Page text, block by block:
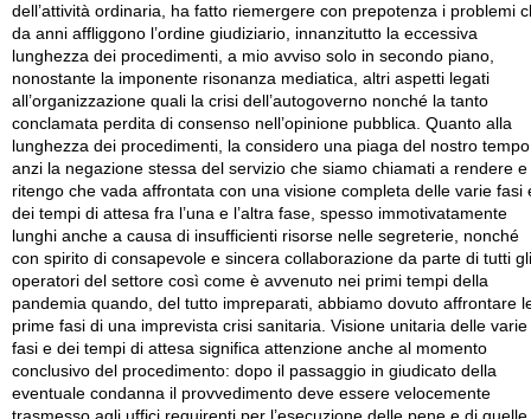
dell’attività ordinaria, ha fatto riemergere con prepotenza i problemi
da anni affliggono l’ordine giudiziario, innanzitutto la eccessiva
lunghezza dei procedimenti, a mio avviso solo in secondo piano,
nonostante la imponente risonanza mediatica, altri aspetti legati
all’organizzazione quali la crisi dell’autogoverno nonché la tanto
conclamata perdita di consenso nell’opinione pubblica. Quanto alla
lunghezza dei procedimenti, la considero una piaga del nostro
anzi la negazione stessa del servizio che siamo chiamati a rendere e
ritengo che vada affrontata con una visione completa delle varie fasi
dei tempi di attesa fra l’una e l’altra fase, spesso immotivatamente
lunghi anche a causa di insufficienti risorse nelle segreterie, nonché
con spirito di consapevole e sincera collaborazione da parte di tutti gli
operatori del settore così come è avvenuto nei primi tempi della
pandemia quando, del tutto impreparati, abbiamo dovuto affrontare
prime fasi di una imprevista crisi sanitaria. Visione unitaria delle varie
fasi e dei tempi di attesa significa attenzione anche al momento
conclusivo del procedimento: dopo il passaggio in giudicato della
eventuale condanna il provvedimento deve essere velocemente